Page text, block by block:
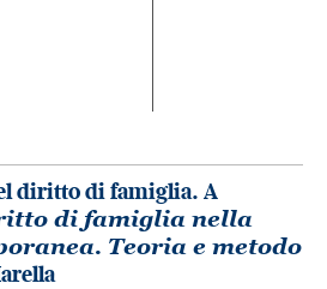
diritto di famiglia. A
di famiglia nella
Teoria e metodo